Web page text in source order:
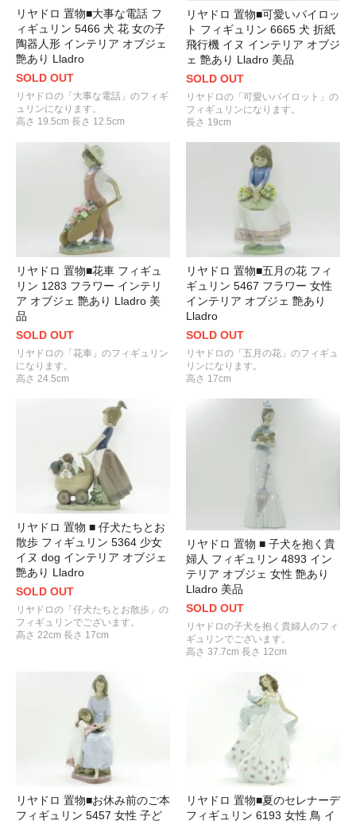
リヤドロ 置物■大事な電話 フ
ィギュリン 5466 犬 花 女の子
陶器人形 インテリア オブジェ
艶あり Lladro
SOLD OUT
リヤドロの「大事な電話」のフィギ
ュリンになります。
高さ 19.5cm 長さ 12.5cm
リヤドロ 置物■可愛いパイロッ
ト フィギュリン 6665 犬 折紙
飛行機 イヌ インテリア オブジ
ェ 艶あり Lladro 美品
SOLD OUT
リヤドロの「可愛いパイロット」の
フィギュリンになります。
長さ 19cm
リヤドロ 置物■花車 フィギュ
リン 1283 フラワー インテリ
ア オブジェ 艶あり Lladro 美
品
SOLD OUT
リヤドロの「花車」のフィギュリン
になります。
高さ 24.5cm
リヤドロ 置物■五月の花 フィ
ギュリン 5467 フラワー 女性
インテリア オブジェ 艶あり
Lladro
SOLD OUT
リヤドロの「五月の花」のフィギュ
リンになります。
高さ 17cm
リヤドロ 置物 ■ 仔犬たちとお
散歩 フィギュリン 5364 少女
イヌ dog インテリア オブジェ
艶あり Lladro
SOLD OUT
リヤドロの「仔犬たちとお散歩」の
フィギュリンでございます。
高さ 22cm 長さ 17cm
リヤドロ 置物 ■ 子犬を抱く貴
婦人 フィギュリン 4893 イン
テリア オブジェ 女性 艶あり
Lladro 美品
SOLD OUT
リヤドロの子犬を抱く貴婦人のフィ
ギュリンでございます。
高さ 37.7cm 長さ 12cm
リヤドロ 置物■お休み前のご本
フィギュリン 5457 女性 子ど
リヤドロ 置物■夏のセレナーデ
フィギュリン 6193 女性 鳥 イ